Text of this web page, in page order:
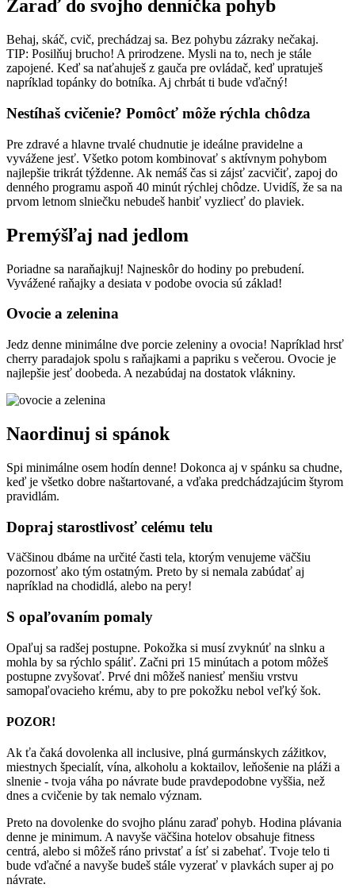
Zaraď do svojho denníčka pohyb
Behaj, skáč, cvič, prechádzaj sa. Bez pohybu zázraky nečakaj.
TIP: Posilňuj brucho! A prirodzene. Mysli na to, nech je stále
zapojené. Keď sa naťahuješ z gauča pre ovládač, keď upratuješ
napríklad topánky do botníka. Aj chrbát ti bude vďačný!
Nestíhaš cvičenie? Pomôcť môže rýchla chôdza
Pre zdravé a hlavne trvalé chudnutie je ideálne pravidelne a
vyvážene jesť. Všetko potom kombinovať s aktívnym pohybom
najlepšie trikrát týždenne. Ak nemáš čas si zájsť zacvičiť, zapoj do
denného programu aspoň 40 minút rýchlej chôdze. Uvidíš, že sa na
prvom letnom slniečku nebudeš hanbiť vyzliecť do plaviek.
Premýšľaj nad jedlom
Poriadne sa naraňajkuj! Najneskôr do hodiny po prebudení.
Vyvážené raňajky a desiata v podobe ovocia sú základ!
Ovocie a zelenina
Jedz denne minimálne dve porcie zeleniny a ovocia! Napríklad hrsť
cherry paradajok spolu s raňajkami a papriku s večerou. Ovocie je
najlepšie jesť doobeda. A nezabúdaj na dostatok vlákniny.
Naordinuj si spánok
Spi minimálne osem hodín denne! Dokonca aj v spánku sa chudne,
keď je všetko dobre naštartované, a vďaka predchádzajúcim štyrom
pravidlám.
Dopraj starostlivosť celému telu
Väčšinou dbáme na určité časti tela, ktorým venujeme väčšiu
pozornosť ako tým ostatným. Preto by si nemala zabúdať aj
napríklad na chodidlá, alebo na pery!
S opaľovaním pomaly
Opaľuj sa radšej postupne. Pokožka si musí zvyknúť na slnku a
mohla by sa rýchlo spáliť. Začni pri 15 minútach a potom môžeš
postupne zvyšovať. Prvé dni môžeš naniesť menšiu vrstvu
samopaľovacieho krému, aby to pre pokožku nebol veľký šok.
POZOR!
Ak ťa čaká dovolenka all inclusive, plná gurmánskych zážitkov,
miestnych špecialít, vína, alkoholu a koktailov, leňošenie na pláži a
slnenie - tvoja váha po návrate bude pravdepodobne vyššia, než
dnes a cvičenie by tak nemalo význam.
Preto na dovolenke do svojho plánu zaraď pohyb. Hodina plávania
denne je minimum. A navyše väčšina hotelov obsahuje fitness
centrá, alebo si môžeš ráno privstať a ísť si zabehať. Tvoje telo ti
bude vďačné a navyše budeš stále vyzerať v plavkách super aj po
návrate.